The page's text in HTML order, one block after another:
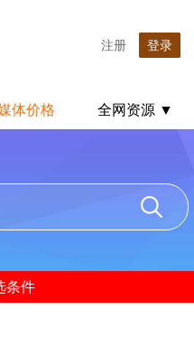
注册 登录
体价格 全网资源 ▼
条件